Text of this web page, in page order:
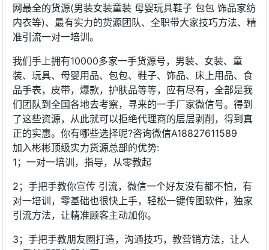
网最全的货源(男装女装童装 母婴玩具鞋子 包包 饰品家纺
内衣等)、最有实力的货源团队、全职带大家技巧方法、精
准引流一对一培训。
我们手上拥有10000多家一手货源号，男装、女装、童
装、玩具、母婴用品、包包、鞋子、饰品、床上用品、食
品手表，皮带，爆款，护肤品等等，应有尽有，全部是我
们团队到全国各地去考察，寻来的一手厂家微信号。得到
了这些资源，从此就可以拒绝代理商的层层剥削，得到真
正的实惠。你有哪些选择呢?咨询微信A18827611589
加入彬彬顶级实力货源总部的优势:
1；一对一培训，指导，从零教起
2；手把手教你宣传 引流，微信一个好友没有都不怕，有
对一培训，零基础也很快上手，轻松一键传图软件，独家
引流方法，让精准顾客主动加你。
3；手把手教朋友圈打造，沟通技巧，教营销方法，让人